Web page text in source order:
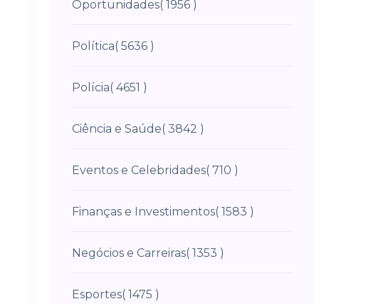
Oportunidades( 1956 )
Política( 5636 )
Polícia( 4651 )
Ciência e Saúde( 3842 )
Eventos e Celebridades( 710 )
Finanças e Investimentos( 1583 )
Negócios e Carreiras( 1353 )
Esportes( 1475 )